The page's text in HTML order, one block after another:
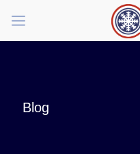
Blog